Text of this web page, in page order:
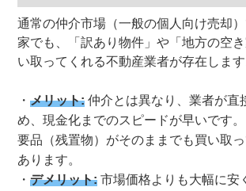
通常の仲介市場（一般の個人向け売却
家でも、「訳あり物件」や「地方の空
い取ってくれる不動産業者が存在します
メリット: 仲介とは異なり、業者が直
め、現金化までのスピードが早いです
要品（残置物）がそのままでも買い取
あります。
デメリット: 市場価格よりも大幅に安